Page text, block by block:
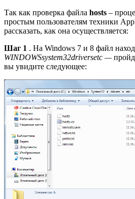
Так как проверка файла hosts –
простым пользователям техники
рассказать, как она осуществляется:
Шаг 1 . На Windows 7 и 8 файл
WINDOWSsystem32driversetc —
вы увидите следующее: